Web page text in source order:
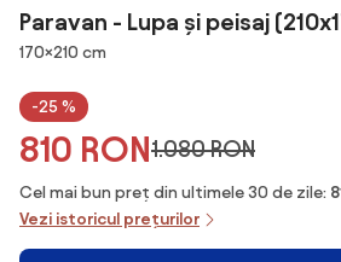
Paravan - Lupa și peisaj
Dimensiuni
170×210 cm
-25 %
810 RON1.080 RON
Cel mai bun preț din ultimele 30 de zile:
Vezi istoricul prețurilor